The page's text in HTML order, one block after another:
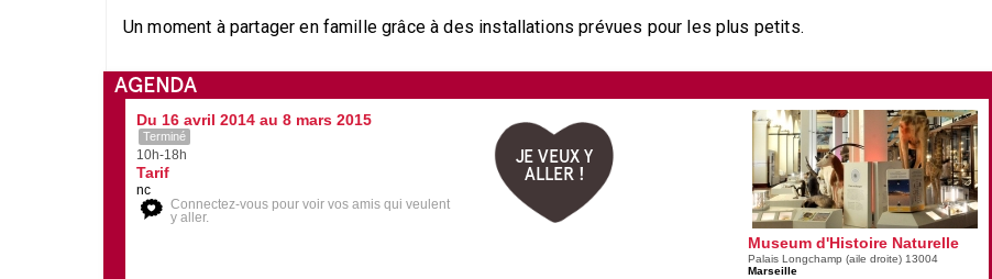
Un moment à partager en famille grâce à des installations prévues pour les plus petits.
AGENDA
Du 16 avril 2014 au 8 mars 2015
Terminé
10h-18h
Tarif
nc
Connectez-vous pour voir vos amis qui veulent
y aller.
JE VEUX Y
ALLER !
Museum d'Histoire Naturelle
Palais Longchamp (aile droite) 13004
Marseille